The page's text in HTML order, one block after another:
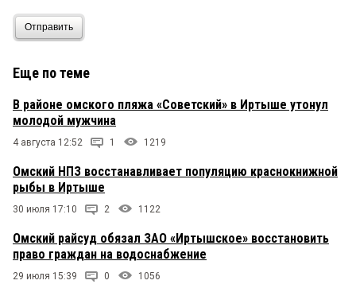
Отправить
Еще по теме
В районе омского пляжа «Советский» в Иртыше утонул
молодой мужчина
4 августа 12:52 1 1219
Омский НПЗ восстанавливает популяцию краснокнижной
рыбы в Иртыше
30 июля 17:10 2 1122
Омский райсуд обязал ЗАО «Иртышское» восстановить
право граждан на водоснабжение
29 июля 15:39 0 1056